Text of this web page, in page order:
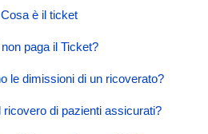
Cosa è il ticket
paga il Ticket?
le dimissioni di un ricoverato?
di pazienti assicurati?